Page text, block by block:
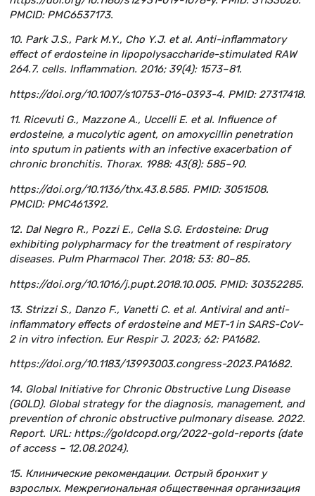
PMCID: PMC6537173.
10. Park J.S., Park M.Y., Cho Y.J. et al. Anti-inflammatory
effect of erdosteine in lipopolysaccharide-stimulated RAW
264.7. cells. Inflammation. 2016; 39(4): 1573–81.
https://doi.org/10.1007/s10753-016-0393-4. PMID: 27317418.
11. Ricevuti G., Mazzone A., Uccelli E. et al. Influence of
erdosteine, a mucolytic agent, on amoxycillin penetration
into sputum in patients with an infective exacerbation of
chronic bronchitis. Thorax. 1988: 43(8): 585–90.
https://doi.org/10.1136/thx.43.8.585. PMID: 3051508.
PMCID: PMC461392.
12. Dal Negro R., Pozzi E., Cella S.G. Erdosteine: Drug
exhibiting polypharmacy for the treatment of respiratory
diseases. Pulm Pharmacol Ther. 2018; 53: 80–85.
https://doi.org/10.1016/j.pupt.2018.10.005. PMID: 30352285.
13. Strizzi S., Danzo F., Vanetti C. et al. Antiviral and anti-
inflammatory effects of erdosteine and MET-1 in SARS-CoV-
2 in vitro infection. Eur Respir J. 2023; 62: PA1682.
https://doi.org/10.1183/13993003.congress-2023.PA1682.
14. Global Initiative for Chronic Obstructive Lung Disease
(GOLD). Global strategy for the diagnosis, management, and
prevention of chronic obstructive pulmonary disease. 2022.
Report. URL: https://goldcopd.org/2022-gold-reports (date
of access – 12.08.2024).
15. Клинические рекомендации. Острый бронхит у
взрослых. Межрегиональная общественная организация